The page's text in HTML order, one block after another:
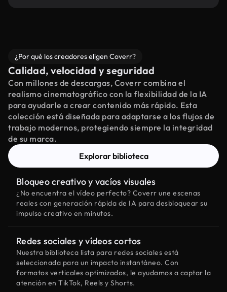
¿Por qué los creadores eligen Coverr?
Calidad, velocidad y seguridad
Con millones de descargas, Coverr combina el
realismo cinematográfico con la flexibilidad de la IA
para ayudarle a crear contenido más rápido. Esta
colección está diseñada para adaptarse a los flujos de
trabajo modernos, protegiendo siempre la integridad
de su marca.
Explorar biblioteca
Bloqueo creativo y vacíos visuales
¿No encuentra el vídeo perfecto? Coverr une escenas
reales con generación rápida de IA para desbloquear su
impulso creativo en minutos.
Redes sociales y vídeos cortos
Nuestra biblioteca lista para redes sociales está
seleccionada para un impacto instantáneo. Con
formatos verticales optimizados, le ayudamos a captar la
atención en TikTok, Reels y Shorts.